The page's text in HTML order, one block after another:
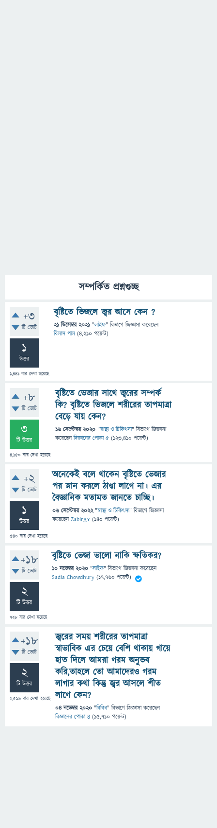
সম্পর্কিত প্রশ্নগুচ্ছ
+3
টি ভোট
1
উত্তর
1,441 বার দেখা হয়েছে
বৃষ্টিতে ভিজলে জ্বর আসে কেন ?
21 ডিসেম্বর 2021 "লাইফ" বিভাগে জিজ্ঞাসাকরেছেন
বিলাস পাল (4,210 পয়েন্ট)
+8
টি ভোট
3
টি উত্তর
4,150 বার দেখা হয়েছে
বৃষ্টিতে ভেজার সাথে জ্বরের সম্পর্ক
কি? বৃষ্টিতে ভিজলে শরীরের তাপমাত্রা
বেড়ে যায় কেন?
16 সেপ্টেম্বর 2020 "স্বাস্থ্য ও চিকিৎসা" বিভাগে জিজ্ঞাসা
করেছেনবিজ্ঞানের পোকা ৫ (123,410 পয়েন্ট)
+2
টি ভোট
1
উত্তর
540 বার দেখা হয়েছে
অনেকেই বলে থাকেন বৃষ্টিতে ভেজার
পর স্নান করলে ঠাণ্ডা লাগে না। এর
বৈজ্ঞানিক মতামত জানতে চাচ্ছি।
06 সেপ্টেম্বর 2022 "স্বাস্থ্য ও চিকিৎসা" বিভাগে জিজ্ঞাসা
করেছেনZabirAY (140 পয়েন্ট)
+18
টি ভোট
2
টি উত্তর
728 বার দেখা হয়েছে
বৃষ্টিতে ভেজা ভালো নাকি ক্ষতিকর?
10 নভেম্বর 2020 "লাইফ" বিভাগে জিজ্ঞাসাকরেছেন
Sadia Chowdhury (17,760 পয়েন্ট)
+18
টি ভোট
2
টি উত্তর
2,516 বার দেখা হয়েছে
জ্বরের সময় শরীরের তাপমাত্রা
স্বাভাবিক এর চেয়ে বেশি থাকায় গায়ে
হাত দিলে আমরা গরম অনুভব
করি,তাহলে তো আমাদেরও গরম
লাগার কথা কিন্তু জ্বর আসলে শীত
লাগে কেন?
04 নভেম্বর 2020 "বিবিধ" বিভাগে জিজ্ঞাসাকরেছেন
বিজ্ঞানের পোকা ৪ (15,710 পয়েন্ট)